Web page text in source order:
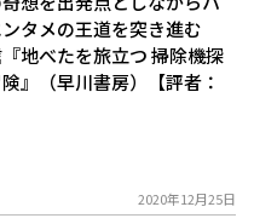
タメの王道を突き進む
地べたを旅立つ 掃除機探
』（早川書房）【評者：
2020年12月25日